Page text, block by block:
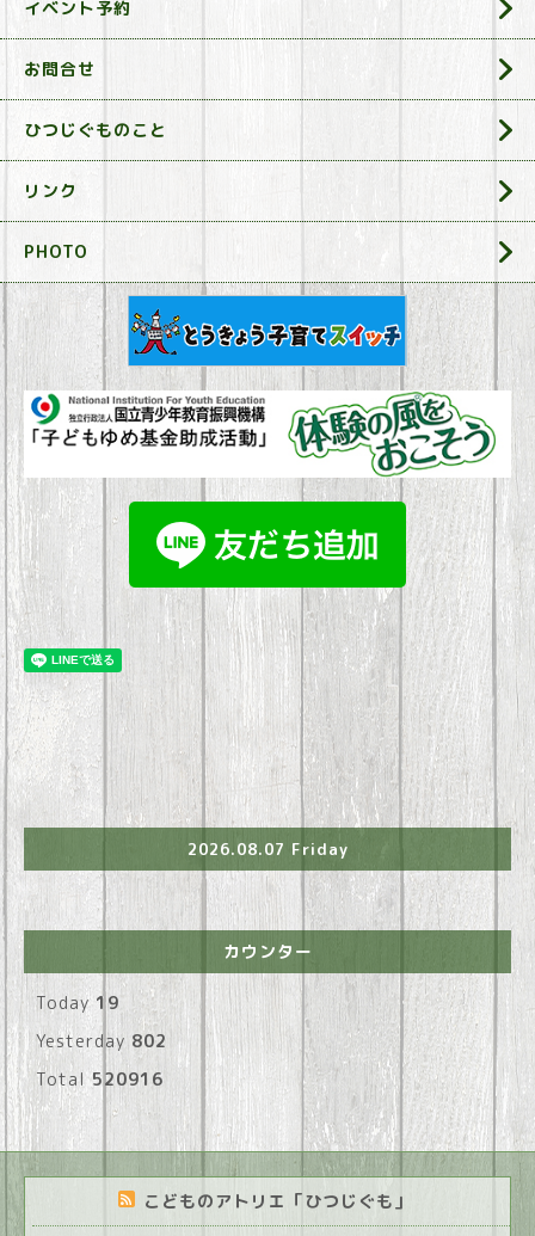
イベント予約
お問合せ
ひつじぐものこと
リンク
PHOTO
2026.08.07 Friday
カウンター
Today 19
Yesterday 802
Total520916
こどものアトリエ「ひつじぐも」